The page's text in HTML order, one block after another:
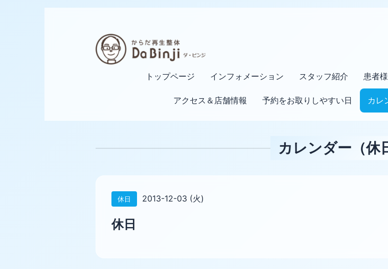
トップページ インフォメーション スタッフ紹介 患者
アクセス＆店舗情報 予約をお取りしやすい日 カレ
カレンダー（休
休日 2013-12-03 (火)
休日